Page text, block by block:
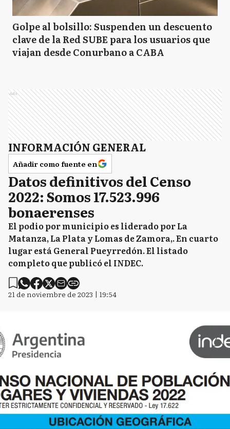
Golpe al bolsillo: Suspenden un descuento
clave de la Red SUBE para los usuarios que
viajan desde Conurbano a CABA
Ads
INFORMACIÓN GENERAL
Añadir como fuente en
Datos definitivos del Censo
2022: Somos 17.523.996
bonaerenses
El podio por municipio es liderado por La
Matanza, La Plata y Lomas de Zamora,. En cuarto
lugar está General Pueyrredón. El listado
completo que publicó el INDEC.
21 de noviembre de 2023 | 19:54